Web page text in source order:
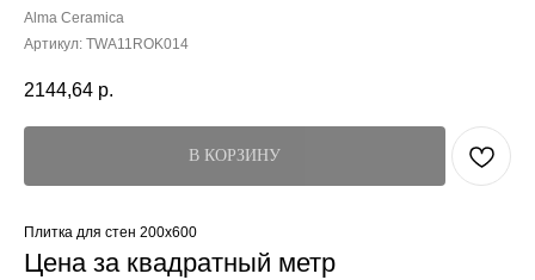
Alma Ceramica
Артикул: TWA11ROK014
2144,64 р.
В КОРЗИНУ
Плитка для стен 200x600
Цена за квадратный метр